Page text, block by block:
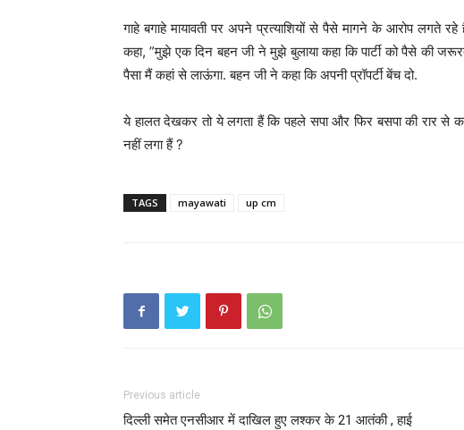
गाहे बगाहे मायावती पर अपने प्रत्याशियों से पैसे मागने के आरोप लगते
कहा, ”मुझे एक दिन बहन जी ने मुझे बुलाया कहा कि पार्टी को पैसे की
पैसा मैं कहां से लाऊंगा. बहन जी ने कहा कि अपनी प्रॉपर्टी बेंच दो.
ये हालत देखकर तो ये लगता हैं कि पहले सपा और फिर बसपा की रार से
नहीं लगा हैं ?
TAGS mayawati up cm
Previous article
दिल्ली समेत एनसीआर में दाखिल हुए लश्कर के 21 आतंकी , हाई